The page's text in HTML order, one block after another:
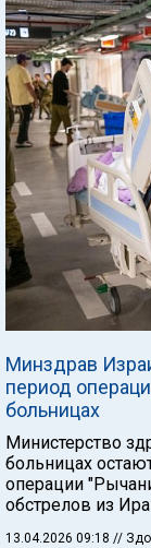
Минздрав
период
больницах
Министерство
больницах
операции
обстрелов из
13.04.2026 09:18 //